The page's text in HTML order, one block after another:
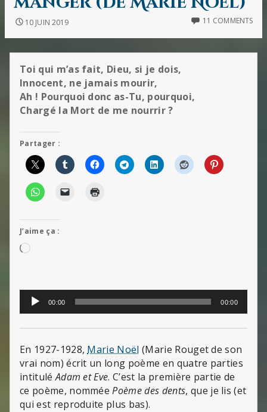
10 JUIN 2019 11 COMMENTS
Toi qui m’as fait, Dieu, si je dois,
Innocent, ne jamais mourir,
Ah ! Pourquoi donc as-Tu, pourquoi,
Chargé la Mort de me nourrir ?
Partager :
J’aime ça :
Chargement…
Lecteur
audio
00:00 00:00
En 1927-1928, Marie Noël (Marie Rouget de son
vrai nom) écrit un long poème en quatre parties
intituléAdam et Eve. C’est la première partie de
ce poème, nomméePoème des dents, que je lis (et
qui est reproduite plus bas).